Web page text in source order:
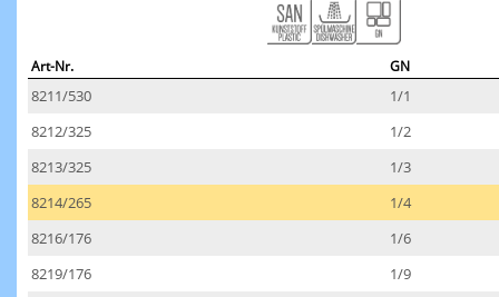
Art-Nr. GN
8211/530
1/1
8212/325
1/2
8213/325
1/3
8214/265
1/4
8216/176
1/6
8219/176
1/9